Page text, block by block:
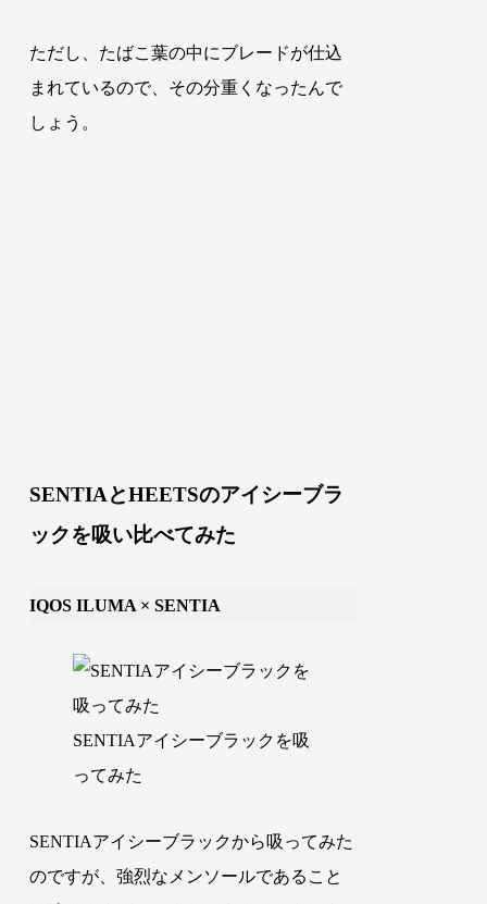
ただし、たばこ葉の中にブレードが仕込
まれているので、その分重くなったんで
しょう。
SENTIAとHEETSのアイシーブラ
ックを吸い比べてみた
IQOS ILUMA × SENTIA
SENTIAアイシーブラックを吸
ってみた
SENTIAアイシーブラックから吸ってみた
のですが、強烈なメンソールであること